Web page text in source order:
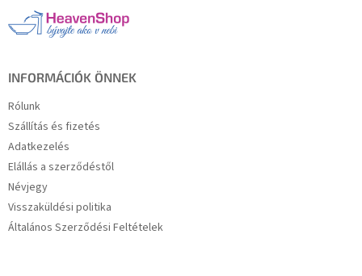
INFORMÁCIÓK ÖNNEK
Rólunk
Szállítás és fizetés
Adatkezelés
Elállás a szerződéstől
Névjegy
Visszaküldési politika
Általános Szerződési Feltételek